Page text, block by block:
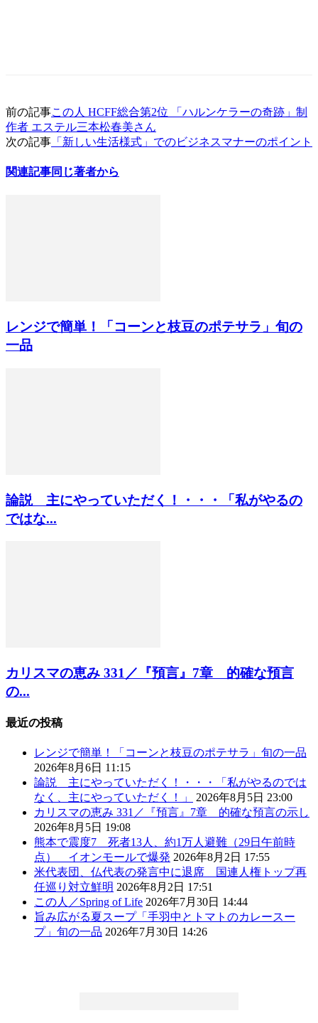
前の記事この人 HCFF総合第2位 「ハルンケラーの奇跡」制
作者 エステル三本松春美さん
次の記事 「新しい生活様式」でのビジネスマナーのポイント
関連記事同じ著者から
レンジで簡単！「コーンと枝豆のポテサラ」旬の
一品
論説 主にやっていただく！・・・「私がやるの
ではな...
カリスマの恵み 331／『預言』7章 的確な預言
の...
最近の投稿
レンジで簡単！「コーンと枝豆のポテサラ」旬の一品
2026年8月6日 11:15
論説 主にやっていただく！・・・「私がやるのでは
なく、主にやっていただく！」
2026年8月5日 23:00
カリスマの恵み 331／『預言』7章 的確な預言の示し
2026年8月5日 19:08
熊本で震度7 死者13人、約1万人避難（29日午前時
点） イオンモールで爆発 2026年8月2日 17:55
米代表団、仏代表の発言中に退席 国連人権トップ再
任巡り対立鮮明 2026年8月2日 17:51
この人／Spring of Life 2026年7月30日 14:44
旨み広がる夏スープ「手羽中とトマトのカレースー
プ」旬の一品 2026年7月30日 14:26